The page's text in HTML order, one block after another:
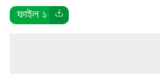
ফাইল ১